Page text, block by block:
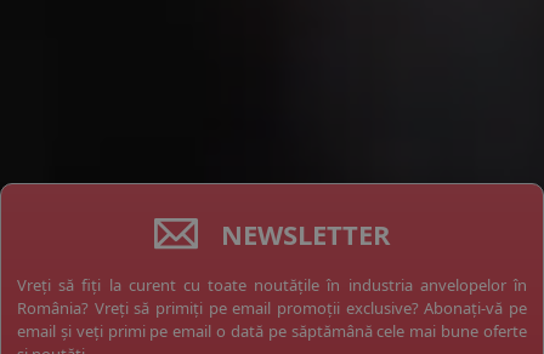
NEWSLETTER
Vreți să fiți la curent cu toate noutățile în industria anvelopelor în
România? Vreți să primiți pe email promoții exclusive? Abonați-vă pe
email și veți primi pe email o dată pe săptămână cele mai bune oferte